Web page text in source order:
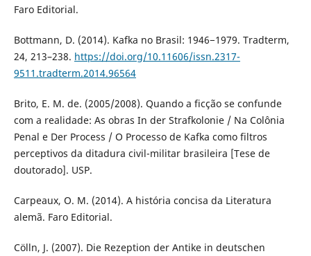
Faro Editorial.
Bottmann, D. (2014). Kafka no Brasil: 1946−1979. Tradterm,
24, 213–238. https://doi.org/10.11606/issn.2317-
9511.tradterm.2014.96564
Brito, E. M. de. (2005/2008). Quando a ficção se confunde
com a realidade: As obras In der Strafkolonie / Na Colônia
Penal e Der Process / O Processo de Kafka como filtros
perceptivos da ditadura civil-militar brasileira [Tese de
doutorado]. USP.
Carpeaux, O. M. (2014). A história concisa da Literatura
alemã. Faro Editorial.
Cölln, J. (2007). Die Rezeption der Antike in deutschen